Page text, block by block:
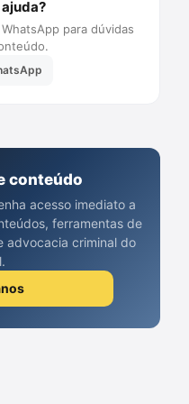
para dúvidas
conteúdo
acesso imediato a
ferramentas de
advocacia criminal do